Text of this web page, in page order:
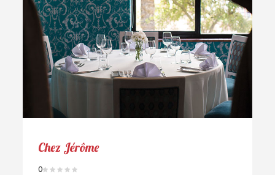
Chez Jérôme
0